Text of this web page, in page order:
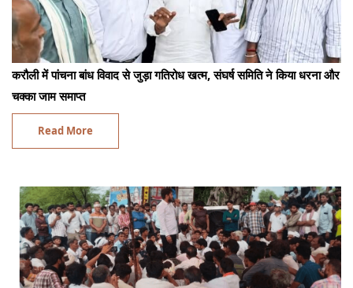
करौली में पांचना बांध विवाद से जुड़ा गतिरोध खत्म, संघर्ष समिति ने किया धरना और
चक्का जाम समाप्त
Read More